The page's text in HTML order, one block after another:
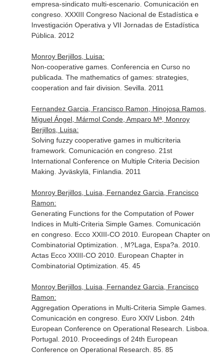
empresa-sindicato multi-escenario. Comunicación en
congreso. XXXIII Congreso Nacional de Estadística e
Investigación Operativa y VII Jornadas de Estadística
Pública. 2012
Monroy Berjillos, Luisa:
Non-cooperative games. Conferencia en Curso no
publicada. The mathematics of games: strategies,
cooperation and fair division. Sevilla. 2011
Fernandez Garcia, Francisco Ramon, Hinojosa Ramos,
Miguel Ángel, Mármol Conde, Amparo Mª, Monroy
Berjillos, Luisa:
Solving fuzzy cooperative games in multicriteria
framework. Comunicación en congreso. 21st
International Conference on Multiple Criteria Decision
Making. Jyväskylä, Finlandia. 2011
Monroy Berjillos, Luisa, Fernandez Garcia, Francisco
Ramon:
Generating Functions for the Computation of Power
Indices in Multi-Criteria Simple Games. Comunicación
en congreso. Ecco XXIII-CO 2010. European Chapter on
Combinatorial Optimization. , M?Laga, Espa?a. 2010.
Actas Ecco XXIII-CO 2010. European Chapter in
Combinatorial Optimization. 45. 45
Monroy Berjillos, Luisa, Fernandez Garcia, Francisco
Ramon:
Aggregation Operations in Multi-Criteria Simple Games.
Comunicación en congreso. Euro XXIV Lisbon. 24th
European Conference on Operational Research. Lisboa.
Portugal. 2010. Proceedings of 24th European
Conference on Operational Research. 85. 85